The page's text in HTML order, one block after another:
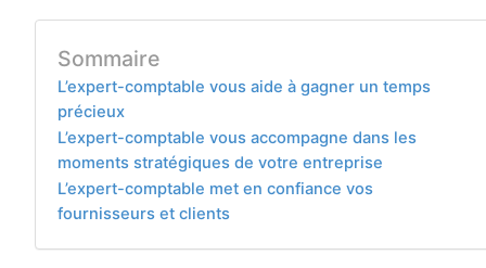
Sommaire
L’expert-comptable vous aide à gagner un temps
précieux
L’expert-comptable vous accompagne dans les
moments stratégiques de votre entreprise
L’expert-comptable met en confiance vos
fournisseurs et clients